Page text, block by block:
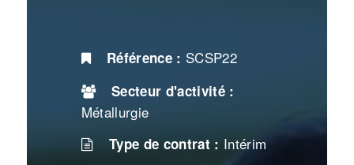
Référence : SCSP22
Secteur d'activité :
Métallurgie
Type de contrat : Intérim